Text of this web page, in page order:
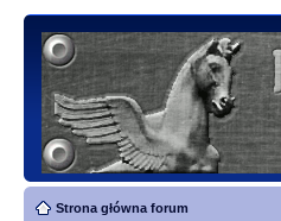
Strona główna forum